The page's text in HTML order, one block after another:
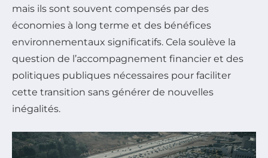
mais ils sont souvent compensés par des
économies à long terme et des bénéfices
environnementaux significatifs. Cela soulève la
question de l’accompagnement financier et des
politiques publiques nécessaires pour faciliter
cette transition sans générer de nouvelles
inégalités.